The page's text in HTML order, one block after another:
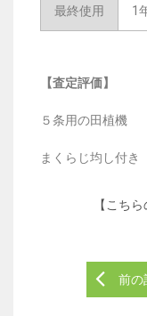
最終使用 1
【査定評価】
５条用の田植機
まくらじ均し付き
【こち
前の